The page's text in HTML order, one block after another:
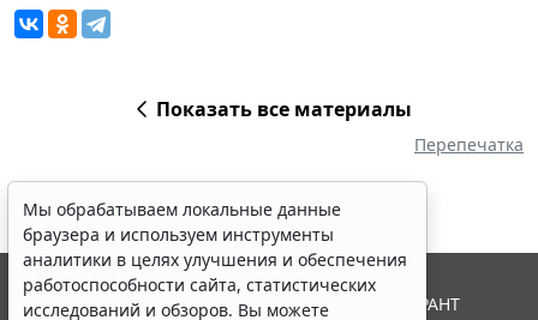
Показать все материалы
Перепечатка
Мы обрабатываем локальные данные
браузера и используем инструменты
аналитики в целях улучшения и обеспечения
работоспособности сайта, статистических
исследований и обзоров. Вы можете
© ООО "НПП "ГАРАНТ-СЕРВИС", 2026. Система ГАРАНТ